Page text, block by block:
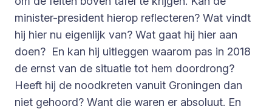
minister-president hierop reflecteren? Wat vindt
hij hier nu eigenlijk van? Wat gaat hij hier aan
doen? En kan hij uitleggen waarom pas in 2018
de ernst van de situatie tot hem doordrong?
Heeft hij de noodkreten vanuit Groningen dan
niet gehoord? Want die waren er absoluut. En